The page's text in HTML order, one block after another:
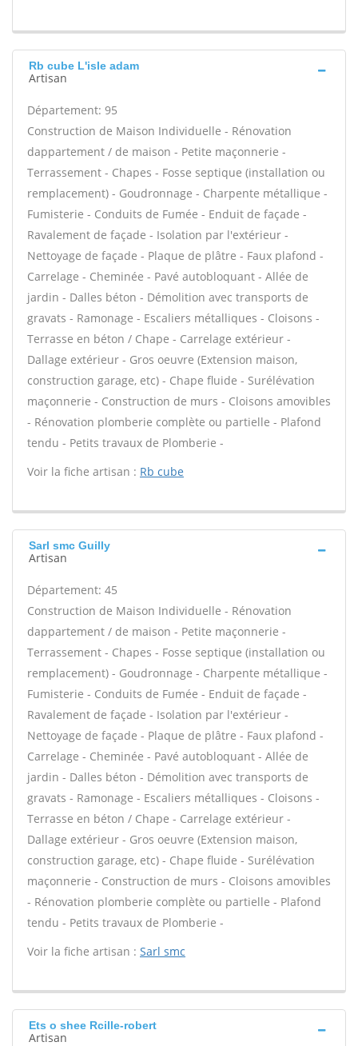
Rb cube L'isle adam
Artisan
Département: 95
Construction de Maison Individuelle - Rénovation
dappartement / de maison - Petite maçonnerie -
Terrassement - Chapes - Fosse septique (installation ou
remplacement) - Goudronnage - Charpente métallique -
Fumisterie - Conduits de Fumée - Enduit de façade -
Ravalement de façade - Isolation par l'extérieur -
Nettoyage de façade - Plaque de plâtre - Faux plafond -
Carrelage - Cheminée - Pavé autobloquant - Allée de
jardin - Dalles béton - Démolition avec transports de
gravats - Ramonage - Escaliers métalliques - Cloisons -
Terrasse en béton / Chape - Carrelage extérieur -
Dallage extérieur - Gros oeuvre (Extension maison,
construction garage, etc) - Chape fluide - Surélévation
maçonnerie - Construction de murs - Cloisons amovibles
- Rénovation plomberie complète ou partielle - Plafond
tendu - Petits travaux de Plomberie -
Voir la fiche artisan : Rb cube
Sarl smc Guilly
Artisan
Département: 45
Construction de Maison Individuelle - Rénovation
dappartement / de maison - Petite maçonnerie -
Terrassement - Chapes - Fosse septique (installation ou
remplacement) - Goudronnage - Charpente métallique -
Fumisterie - Conduits de Fumée - Enduit de façade -
Ravalement de façade - Isolation par l'extérieur -
Nettoyage de façade - Plaque de plâtre - Faux plafond -
Carrelage - Cheminée - Pavé autobloquant - Allée de
jardin - Dalles béton - Démolition avec transports de
gravats - Ramonage - Escaliers métalliques - Cloisons -
Terrasse en béton / Chape - Carrelage extérieur -
Dallage extérieur - Gros oeuvre (Extension maison,
construction garage, etc) - Chape fluide - Surélévation
maçonnerie - Construction de murs - Cloisons amovibles
- Rénovation plomberie complète ou partielle - Plafond
tendu - Petits travaux de Plomberie -
Voir la fiche artisan : Sarl smc
Ets o shee Rcille-robert
Artisan